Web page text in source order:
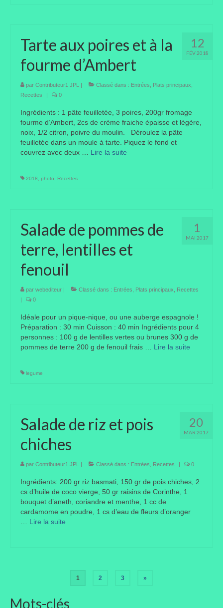
12
FÉV 2018
Tarte aux poires et à la
fourme d’Ambert
par Contributeur1 JPL | Classé dans : Entrées Plats principaux
Recettes
| 0
Ingrédients : 1 pâte feuilletée, 3 poires, 200gr fromage
fourme d’Ambert, 2cs de crème fraiche épaisse et légère,
noix, 1/2 citron, poivre du moulin. Déroulez la pâte
feuilletée dans un moule à tarte. Piquez le fond et
couvrez avec deux … Lire la suite­­
2018 photo Recettes
1
MAI 2017
Salade de pommes de
terre, lentilles et
fenouil
par webediteur | Classé dans : Entrées Plats principaux
Recettes
|
0
Idéale pour un pique-nique, ou une auberge espagnole !
Préparation : 30 min Cuisson : 40 min Ingrédients pour 4
personnes : 100 g de lentilles vertes ou brunes 300 g de
pommes de terre 200 g de fenouil frais … Lire la suite­­
legume
20
MAR 2017
Salade de riz et pois
chiches
par Contributeur1 JPL | Classé dans : Entrées Recettes | 0
Ingrédients: 200 gr riz basmati, 150 gr de pois chiches, 2
cs d’huile de coco vierge, 50 gr raisins de Corinthe, 1
bouquet d’aneth, coriandre et menthe, 1 cc de
cardamome en poudre, 1 cs d’eau de fleurs d’oranger
Lire la suite­­
Pagination
des
1 2 3 »
Mots-clés